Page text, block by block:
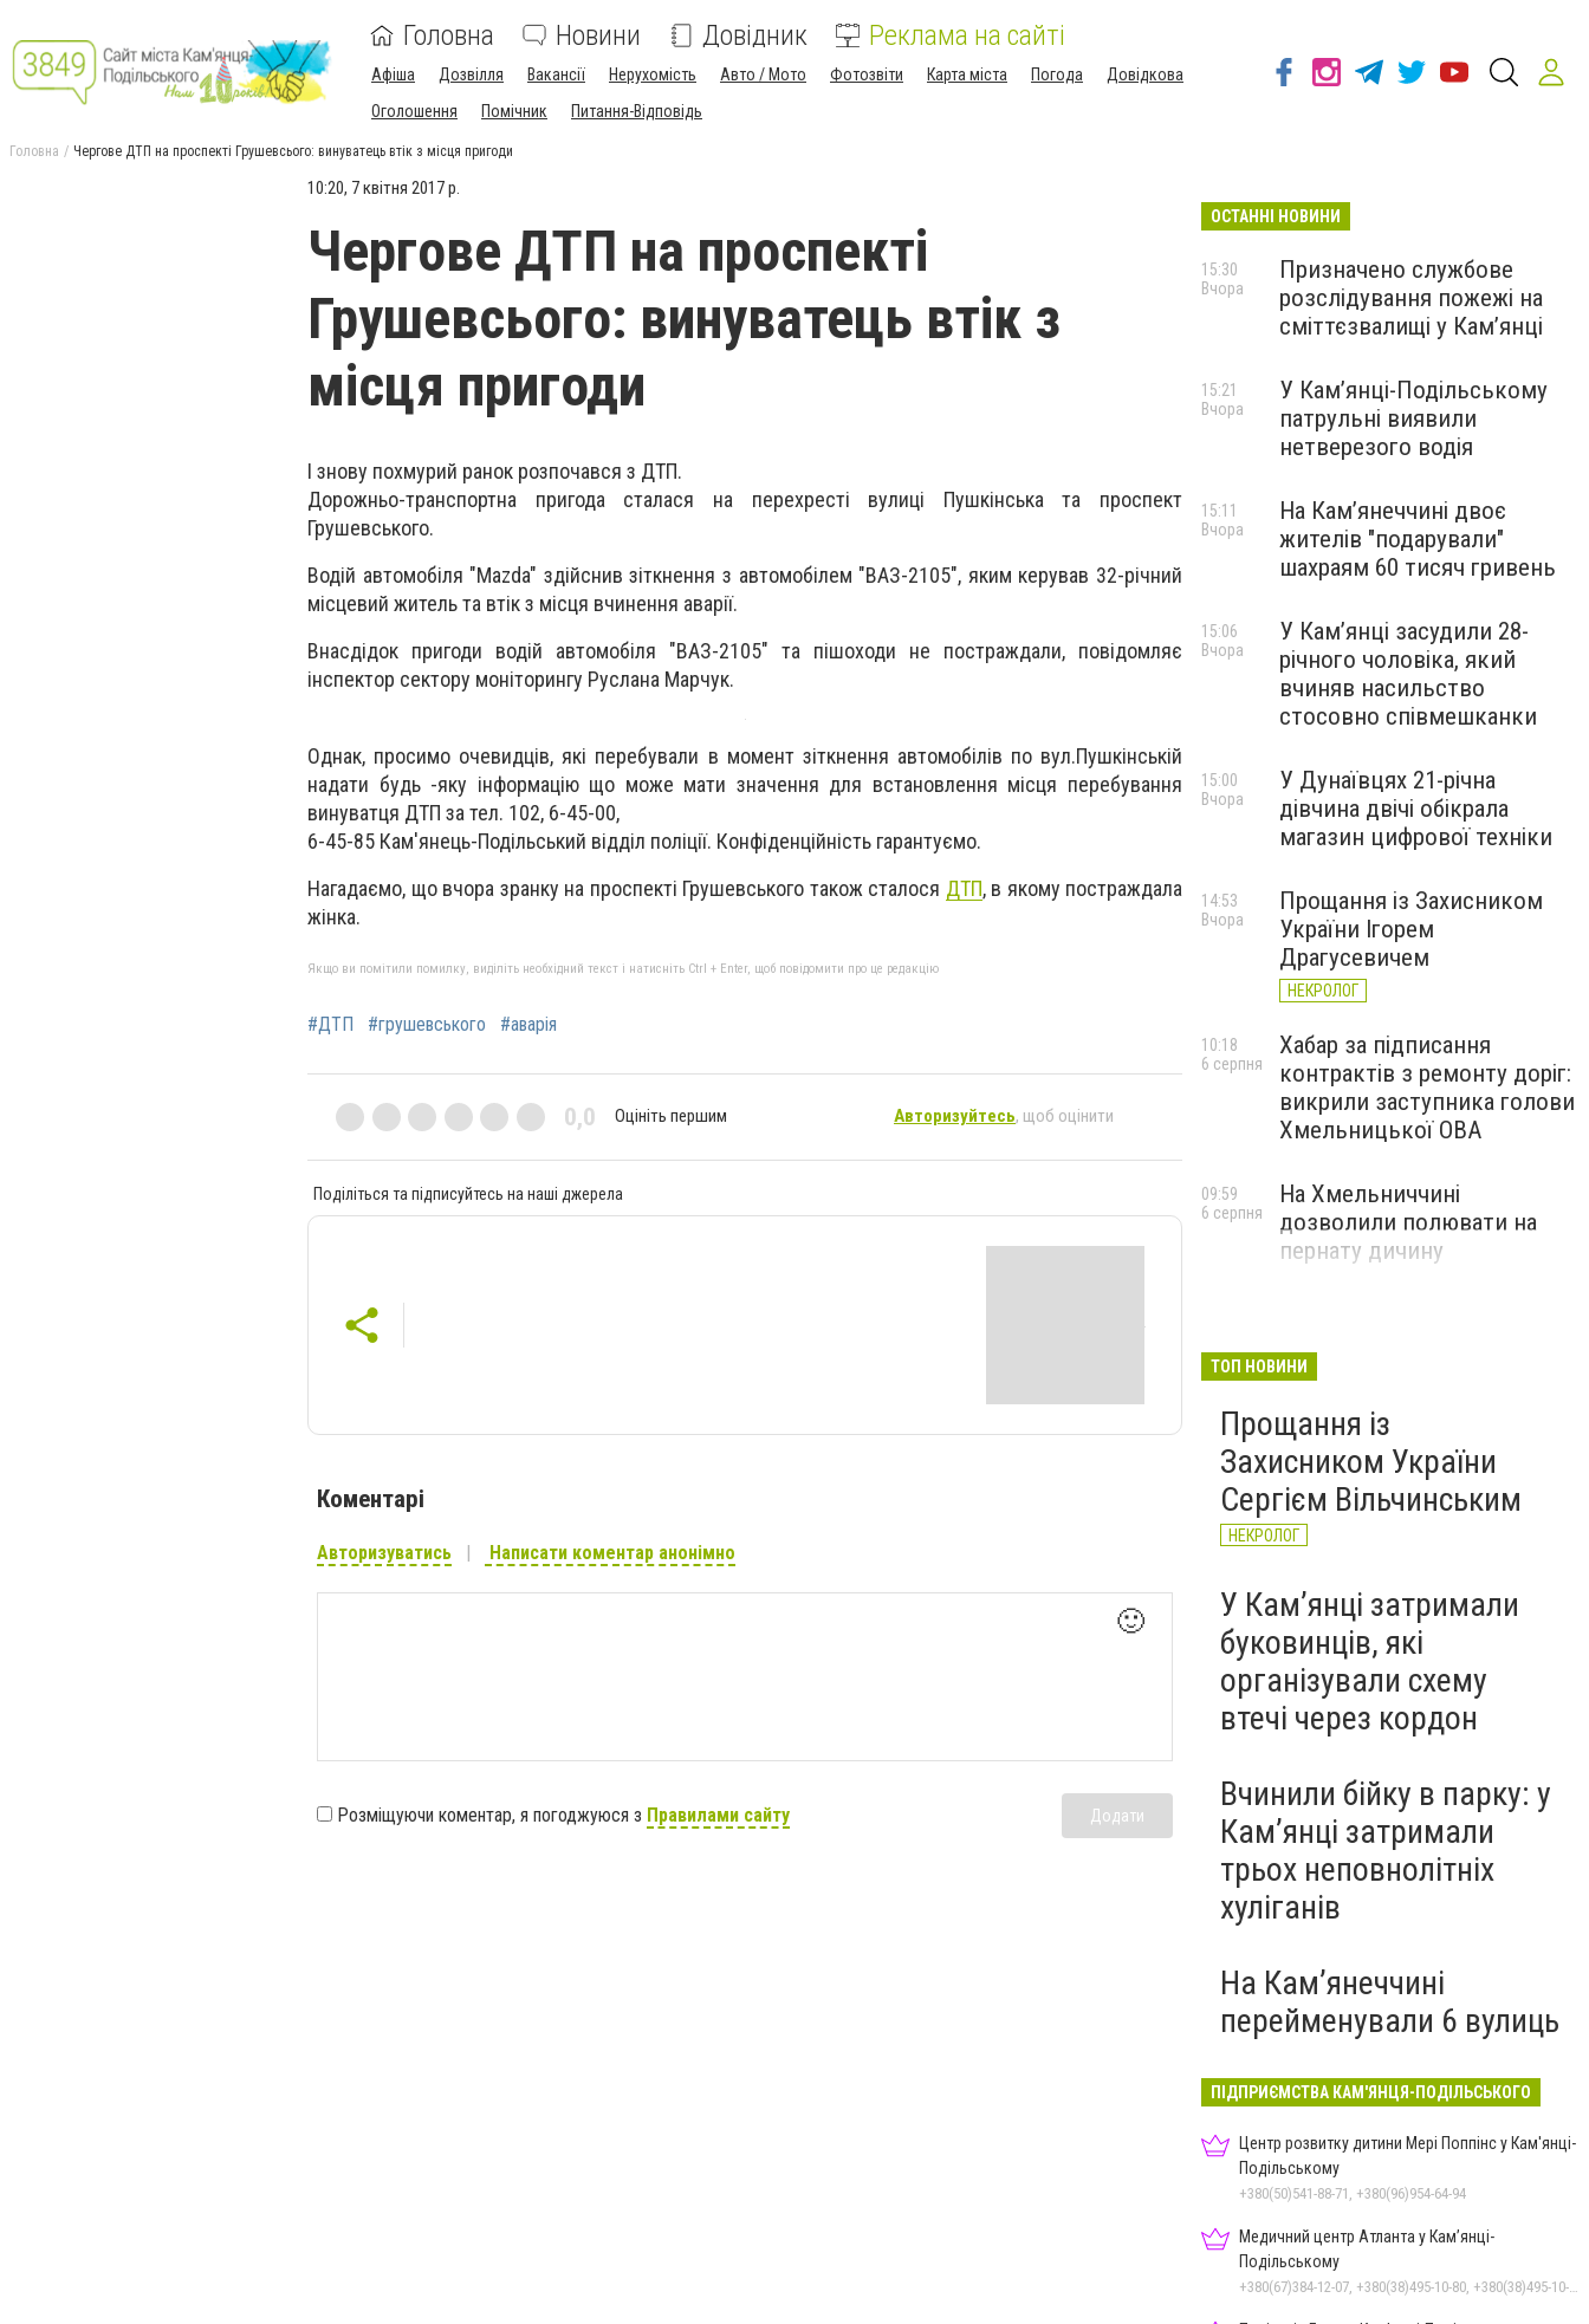
Головна Новини Довідник Реклама на сайті
Афіша Дозвілля Вакансії Нерухомість Авто / Мото Фотозвіти Карта міста Погода
Довідкова
Оголошення
Помічник Питання-Відповідь
Головна Чергове ДТП на проспекті Грушевсього: винуватець втік з місця пригоди
10:20, 7 квітня 2017 р.
Чергове ДТП на проспекті
Грушевсього: винуватець втік з
місця пригоди
І знову похмурий ранок розпочався з ДТП.
Дорожньо-транспортна пригода сталася на перехресті вулиці Пушкінська та проспект
Грушевського.
Водій автомобіля "Mazda" здійснив зіткнення з автомобілем "ВАЗ-2105", яким керував 32-річний
місцевий житель та втік з місця вчинення аварії.
Внасдідок пригоди водій автомобіля "ВАЗ-2105" та пішоходи не постраждали, повідомляє
інспектор сектору моніторингу Руслана Марчук.
Однак, просимо очевидців, які перебували в момент зіткнення автомобілів по вул.Пушкінській
надати будь -яку інформацію що може мати значення для встановлення місця перебування
винуватця ДТП за тел. 102, 6-45-00,
6-45-85 Кам'янець-Подільський відділ поліції. Конфіденційність гарантуємо.
Нагадаємо, що вчора зранку на проспекті Грушевського також сталося ДТП, в якому постраждала
жінка.
Якщо ви помітили помилку, виділіть необхідний текст і натисніть Ctrl + Enter, щоб повідомити про це редакцію
#ДТП #грушевського #аварія
0,0 Оцініть першим Авторизуйтесь, щоб оцінити
Поділіться та підписуйтесь на наші джерела
Коментарі
Авторизуватись Написати коментар анонімно
🙂
Розміщуючи коментар, я погоджуюся з Правилами сайту Додати
ОСТАННІ НОВИНИ
Призначено службове
розслідування пожежі на
сміттєзвалищі у Кам’янці
15:30
Вчора
У Кам’янці-Подільському
патрульні виявили
нетверезого водія
15:21
Вчора
На Камʼянеччині двоє
жителів "подарували"
шахраям 60 тисяч гривень
15:11
Вчора
У Камʼянці засудили 28-
річного чоловіка, який
вчиняв насильство
стосовно співмешканки
15:06
Вчора
У Дунаївцях 21-річна
дівчина двічі обікрала
магазин цифрової техніки
15:00
Вчора
Прощання із Захисником
України Ігорем
Драгусевичем
НЕКРОЛОГ
14:53
Вчора
Хабар за підписання
контрактів з ремонту доріг:
викрили заступника голови
Хмельницької ОВА
10:18
6 серпня
На Хмельниччині
дозволили полювати на
пернату дичину
09:59
6 серпня
ТОП НОВИНИ
Прощання із
Захисником України
Сергієм Вільчинським
НЕКРОЛОГ
У Кам’янці затримали
буковинців, які
організували схему
втечі через кордон
Вчинили бійку в парку: у
Кам’янці затримали
трьох неповнолітніх
хуліганів
На Камʼянеччині
перейменували 6 вулиць
ПІДПРИЄМСТВА КАМ'ЯНЦЯ-ПОДІЛЬСЬКОГО
Центр розвитку дитини Мері Поппінс у Кам'янці-
Подільському
+380(50)541-88-71, +380(96)954-64-94
Медичний центр Атланта у Кам’янці-
Подільському
+380(67)384-12-07, +380(38)495-10-80, +380(38)495-10-70